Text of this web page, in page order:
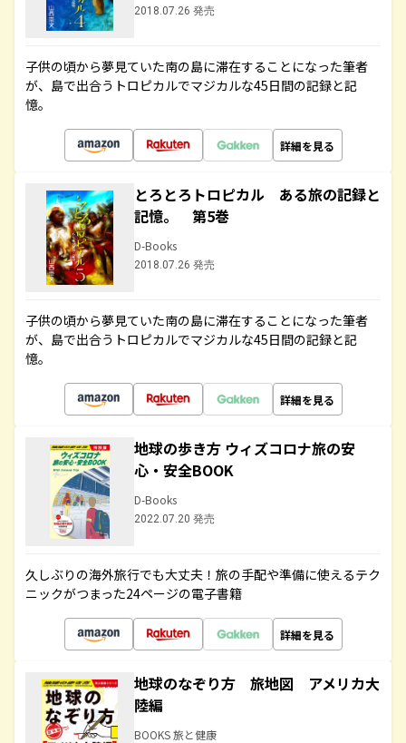
2018.07.26 発売
子供の頃から夢見ていた南の島に滞在することになった筆者
が、島で出合うトロピカルでマジカルな45日間の記録と記
憶。
詳細を見る
とろとろトロピカル ある旅の記録と
記憶。 第5巻
D-Books
2018.07.26 発売
子供の頃から夢見ていた南の島に滞在することになった筆者
が、島で出合うトロピカルでマジカルな45日間の記録と記
憶。
詳細を見る
地球の歩き方 ウィズコロナ旅の安
心・安全BOOK
D-Books
2022.07.20 発売
久しぶりの海外旅行でも大丈夫！旅の手配や準備に使えるテク
ニックがつまった24ページの電子書籍
詳細を見る
地球のなぞり方 旅地図 アメリカ大
陸編
BOOKS 旅と健康